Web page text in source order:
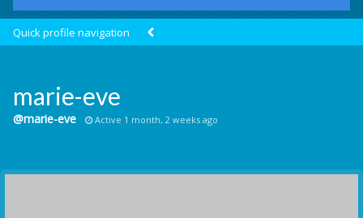
Groups
Communication Point
Quick profile navigation
marie-eve
@marie-eve Active 1 month, 2 weeks ago